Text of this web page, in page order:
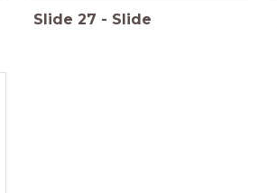
Slide 27 - Slide